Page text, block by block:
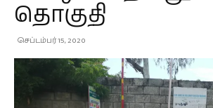
தொகுதி
செப்டம்பர் 15, 2020